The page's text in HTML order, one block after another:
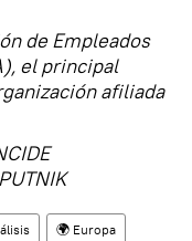
de Empleados
el principal
afiliada
🌍 Europa